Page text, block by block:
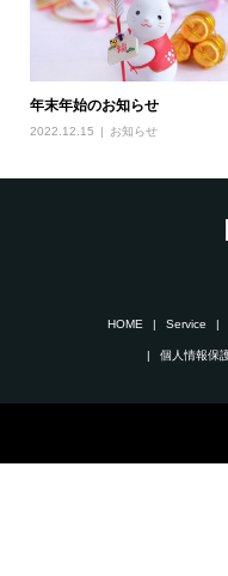
年末年始のお知らせ
2022.12.15 お知らせ
HOME Service
個人情報保